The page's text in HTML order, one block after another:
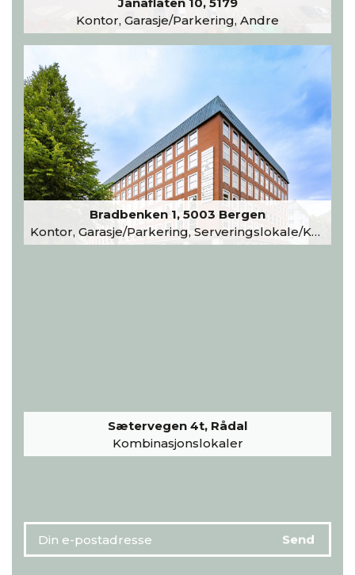
Kontor, Garasje/Parkering, Andre
Bradbenken 1, 5003 Bergen
Kontor, Garasje/Parkering, Serveringslokale/Kantine, Undervisning/Arrangement
Sætervegen 4t, Rådal
Kombinasjonslokaler